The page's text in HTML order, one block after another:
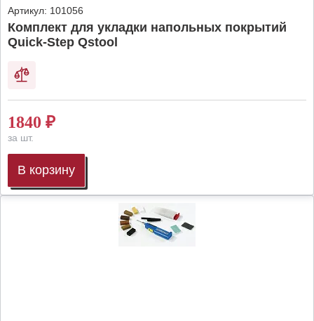
Артикул: 101056
Комплект для укладки напольных покрытий
Quick-Step Qstool
1840 ₽
за шт.
В корзину